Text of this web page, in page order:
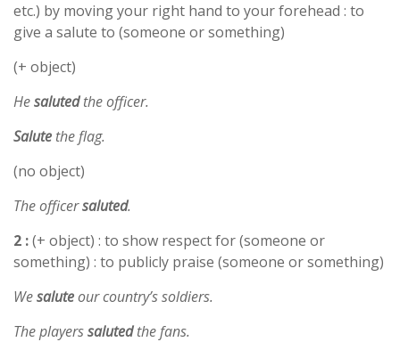
etc.) by moving your right hand to your forehead : to
give a salute to (someone or something)
(+ object)
Hesalutedthe officer.
Salute the flag.
(no object)
The officersaluted.
2 :(+ object) : to show respect for (someone or
something) : to publicly praise (someone or something)
Wesaluteour country’s soldiers.
The playerssalutedthe fans.